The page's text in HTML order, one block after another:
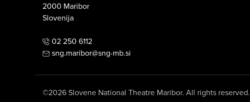
2000 Maribor
Slovenija
02 250 6112
sng.maribor@sng-mb.si
©2026 Slovene National Theatre Maribor. All rights reserved.